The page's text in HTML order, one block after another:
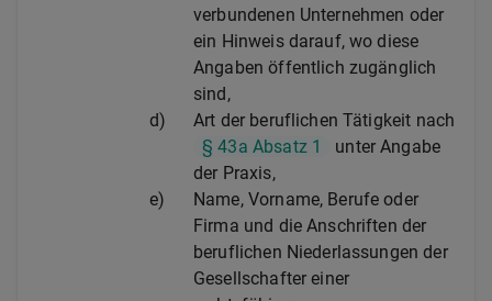
verbundenen Unternehmen oder
ein Hinweis darauf, wo diese
Angaben öffentlich zugänglich
sind,
d)
Art der beruflichen Tätigkeit nach
§ 43a Absatz 1
unter Angabe
der Praxis,
e)
Name, Vorname, Berufe oder
Firma und die Anschriften der
beruflichen Niederlassungen der
Gesellschafter einer